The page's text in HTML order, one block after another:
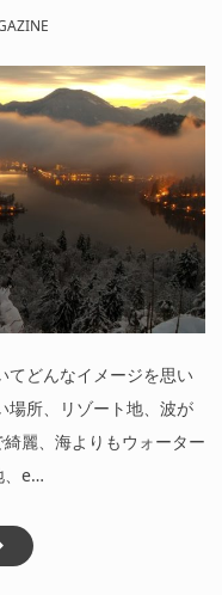
てどんなイメージを思い
場所、リゾート地、波が
麗、海よりもウォーター
、e…